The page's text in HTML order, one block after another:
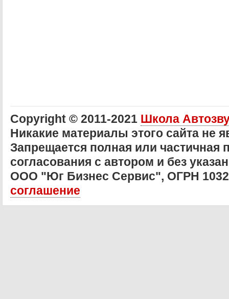
Copyright © 2011-2021 Школа
Никакие материалы этого сайта не
Запрещается полная или частичная
согласования с автором и без
ООО "Юг Бизнес Сервис", ОГРН
соглашение